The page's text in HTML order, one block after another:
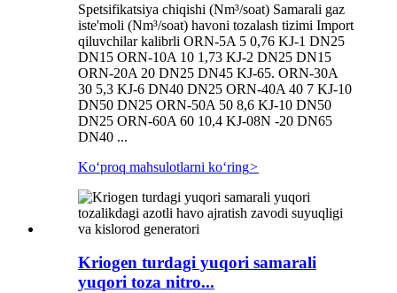
Spetsifikatsiya chiqishi (Nm³/soat) Samarali gaz
iste'moli (Nm³/soat) havoni tozalash tizimi Import
qiluvchilar kalibrli ORN-5A 5 0,76 KJ-1 DN25
DN15 ORN-10A 10 1,73 KJ-2 DN25 DN15
ORN-20A 20 DN25 DN45 KJ-65. ORN-30A
30 5,3 KJ-6 DN40 DN25 ORN-40A 40 7 KJ-10
DN50 DN25 ORN-50A 50 8,6 KJ-10 DN50
DN25 ORN-60A 60 10,4 KJ-08N -20 DN65
DN40 ...
Koʻproq mahsulotlarni koʻring>
Kriogen turdagi yuqori samarali
yuqori toza nitro...